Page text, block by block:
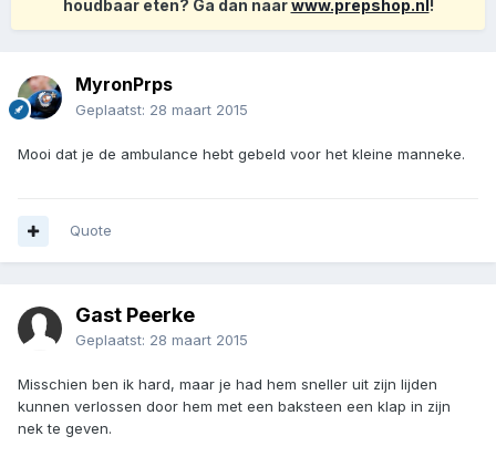
houdbaar eten? Ga dan naarwww.prepshop.nl!
MyronPrps
Geplaatst: 28 maart 2015
Mooi dat je de ambulance hebt gebeld voor het kleine manneke.
Quote
Gast Peerke
Geplaatst: 28 maart 2015
Misschien ben ik hard, maar je had hem sneller uit zijn lijden
kunnen verlossen door hem met een baksteen een klap in zijn
nek te geven.